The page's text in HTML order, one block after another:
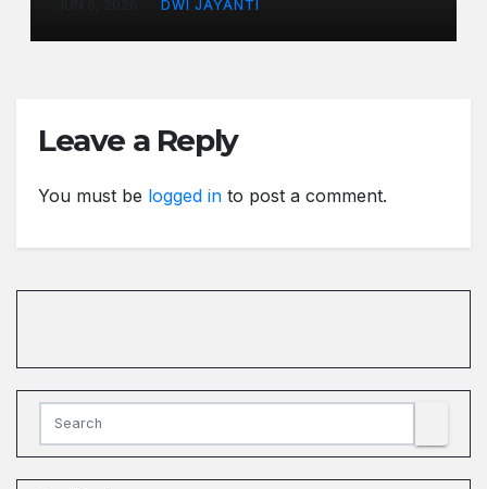
DWI JAYANTI
Leave a Reply
You must be logged in to post a comment.